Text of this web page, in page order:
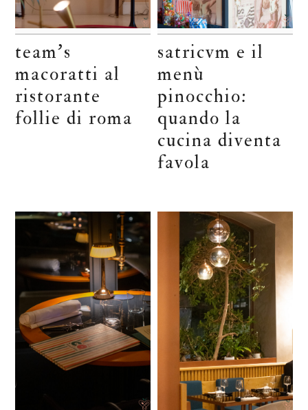
team’s
macoratti al
ristorante
follie di roma
satricvm e il
menù
pinocchio:
quando la
cucina diventa
favola